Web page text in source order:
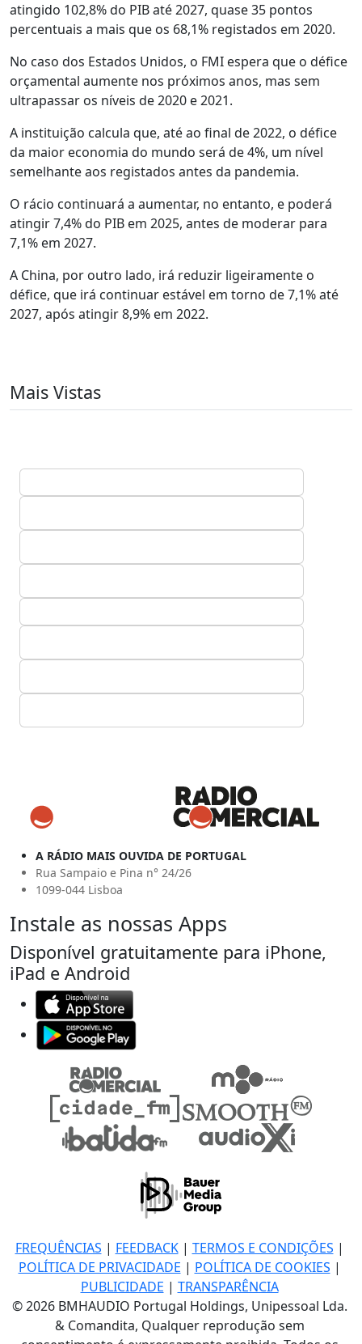
atingido 102,8% do PIB até 2027, quase 35 pontos
percentuais a mais que os 68,1% registados em 2020.
No caso dos Estados Unidos, o FMI espera que o défice
orçamental aumente nos próximos anos, mas sem
ultrapassar os níveis de 2020 e 2021.
A instituição calcula que, até ao final de 2022, o défice
da maior economia do mundo será de 4%, um nível
semelhante aos registados antes da pandemia.
O rácio continuará a aumentar, no entanto, e poderá
atingir 7,4% do PIB em 2025, antes de moderar para
7,1% em 2027.
A China, por outro lado, irá reduzir ligeiramente o
défice, que irá continuar estável em torno de 7,1% até
2027, após atingir 8,9% em 2022.
Mais Vistas
A RÁDIO MAIS OUVIDA DE PORTUGAL
Rua Sampaio e Pina n° 24/26
1099-044 Lisboa
Instale as nossas Apps
Disponível gratuitamente para iPhone,
iPad e Android
FREQUÊNCIAS | FEEDBACK| TERMOS E CONDIÇÕES |
POLÍTICA DE PRIVACIDADE | POLÍTICA DE COOKIES |
PUBLICIDADE | TRANSPARÊNCIA
© 2026 BMHAUDIO Portugal Holdings, Unipessoal Lda.
& Comandita, Qualquer reprodução sem